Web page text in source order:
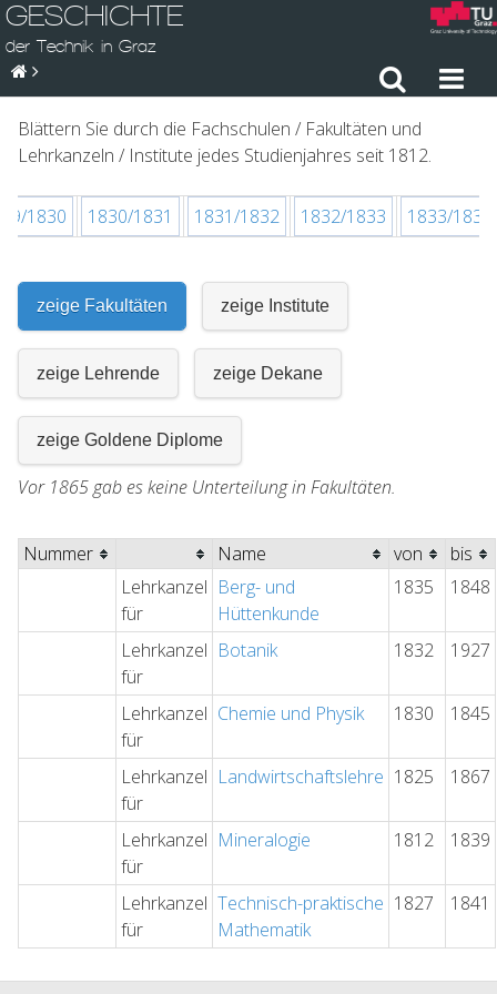
GESCHICHTE
der Technik in Graz
Blättern Sie durch die Fachschulen / Fakultäten und
Lehrkanzeln / Institute jedes Studienjahres seit 1812.
1830 1830/1831 1831/1832 1832/1833 1833/1834
zeige Fakultäten zeige Institute
zeige Lehrende zeige Dekane
zeige Goldene Diplome
Vor 1865 gab es keine Unterteilung in Fakultäten.
Nummer Name von
bis
Lehrkanzel
für
Berg- und
Hüttenkunde
1835 1848
Lehrkanzel
für
Botanik 1832 1927
Lehrkanzel
für
Chemie und Physik 1830 1845
Lehrkanzel
für
Landwirtschaftslehre 1825 1867
Lehrkanzel
für
Mineralogie 1812 1839
Lehrkanzel
für
Technisch-praktische
Mathematik
1827 1841